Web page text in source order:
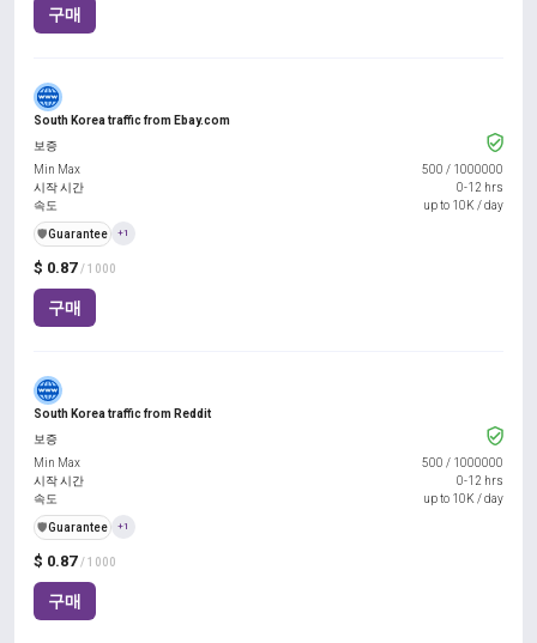
구매
South Korea traffic from Ebay.com
$ 0.87 / 1000
구매
보증
Min Max
500 / 1000000
시작 시간
0-12 hrs
속도
up to 10K / day
️🛡️Guarantee +1
South Korea traffic from Reddit
$ 0.87 / 1000
구매
보증
Min Max
500 / 1000000
시작 시간
0-12 hrs
속도
up to 10K / day
️🛡️Guarantee +1